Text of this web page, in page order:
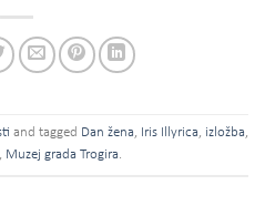
and tagged Dan žena, Iris Illyrica, izložba,
Muzej grada Trogira.